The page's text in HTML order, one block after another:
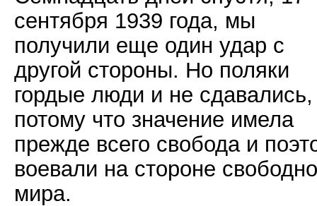
сентября 1939 года, мы
получили еще один удар с
другой стороны. Но поляки
гордые люди и не сдавались,
потому что значение имела
прежде всего свобода и
воевали на стороне
мира.